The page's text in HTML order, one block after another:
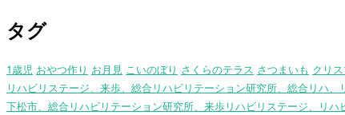
タグ
1歳児 おやつ作り お月見 こいのぼり さくらのテラス さつまいも クリ
リハビリステージ、来歩、総合リハビリテーション研究所、総合リハ、
下松市、総合リハビリテーション研究所、来歩リハビリステージ、リ